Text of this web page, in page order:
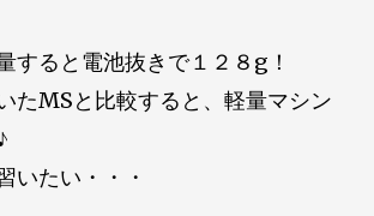
すると電池抜きで１２８g！
たMSと比較すると、軽量マシン
いたい・・・